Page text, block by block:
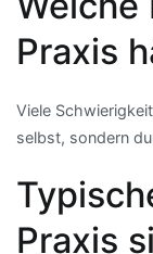
Praxis
Viele
selbst, sondern
Praxis